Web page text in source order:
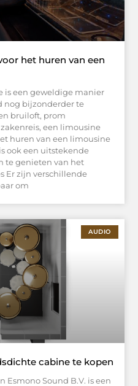
het huren van een
is een geweldige manier
nog bijzonderder te
bruiloft, prom
een limousine
huren van een limousine
ook een uitstekende
te genieten van het
Er zijn verschillende
om
AUDIO
cabine te kopen
Esmono Sound B.V. is een